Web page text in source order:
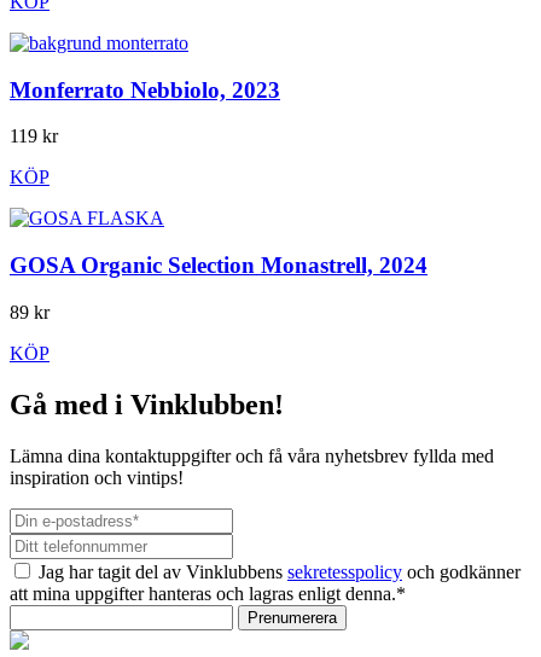
Monferrato Nebbiolo, 2023
119 kr
KÖP
GOSA Organic Selection Monastrell, 2024
89 kr
KÖP
Gå med i Vinklubben!
Lämna dina kontaktuppgifter och få våra nyhetsbrev fyllda med
inspiration och vintips!
Jag har tagit del av Vinklubbens sekretesspolicy och godkänner
att mina uppgifter hanteras och lagras enligt denna.*
Prenumerera